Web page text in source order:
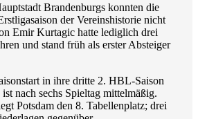
Brandenburgs konnten die
der Vereinshistorie nicht
Emir Kurtagic hatte lediglich drei
und stand früh als erster Absteiger
in ihre dritte 2. HBL-Saison
nach sechs Spieltag mittelmäßig.
Potsdam den 8. Tabellenplatz; drei